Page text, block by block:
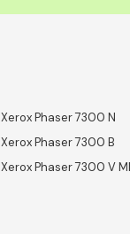
Xerox Phaser 7300 N
Xerox Phaser 7300 B
Xerox Phaser 7300 V